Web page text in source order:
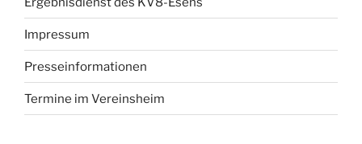
Impressum
Presseinformationen
Termine im Vereinsheim